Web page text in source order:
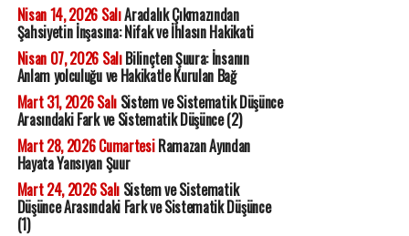
Nisan 14, 2026 SalıAradalık Çıkmazından
Şahsiyetin İnşasına: Nifak ve İhlasın Hakikati
Nisan 07, 2026 SalıBilinçten Şuura: İnsanın
Anlam yolculuğu ve Hakikatle Kurulan Bağ
Mart 31, 2026 SalıSistem ve Sistematik Düşünce
Arasındaki Fark ve Sistematik Düşünce (2)
Mart 28, 2026 CumartesiRamazan Ayından
Hayata Yansıyan Şuur
Mart 24, 2026 SalıSistem ve Sistematik
Düşünce Arasındaki Fark ve Sistematik Düşünce
(1)